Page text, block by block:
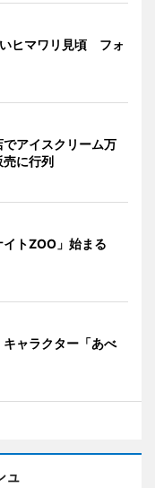
ヒマワリ見頃 フォ
アイスクリーム万
に行列
イトZOO」始まる
ャラクター「あべ
ュ